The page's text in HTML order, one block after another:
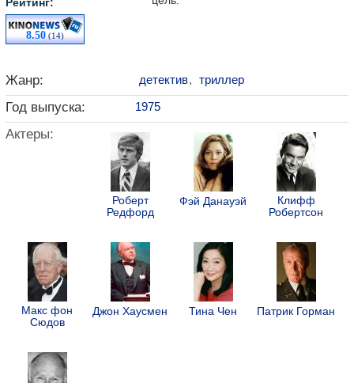
8.50 (14)
Жанр: детектив, триллер
Год выпуска: 1975
Актеры:
Роберт
Редфорд
Фэй Данауэй
Клифф
Робертсон
Макс фон
Сюдов
Джон Хаусмен Тина Чен Патрик Горман